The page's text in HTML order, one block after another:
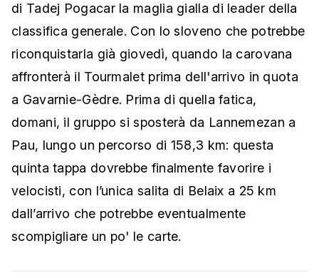
di Tadej Pogacar la maglia gialla di leader della
classifica generale. Con lo sloveno che potrebbe
riconquistarla già giovedì, quando la carovana
affronterà il Tourmalet prima dell'arrivo in quota
a Gavarnie-Gèdre. Prima di quella fatica,
domani, il gruppo si sposterà da Lannemezan a
Pau, lungo un percorso di 158,3 km: questa
quinta tappa dovrebbe finalmente favorire i
velocisti, con l’unica salita di Belaix a 25 km
dall’arrivo che potrebbe eventualmente
scompigliare un po' le carte.